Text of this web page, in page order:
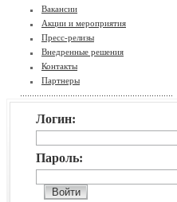
Вакансии
Акции и мероприятия
Пресс-релизы
Внедренные решения
Контакты
Партнеры
Логин:
Пароль: